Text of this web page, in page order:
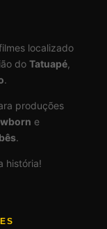
localizado
do Tatuapé,
.
produções
e
.
história!